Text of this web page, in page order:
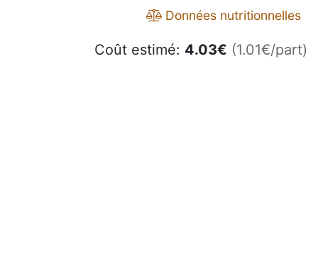
Données nutritionnelles
Coût estimé: 4.03€ (1.01€/part)